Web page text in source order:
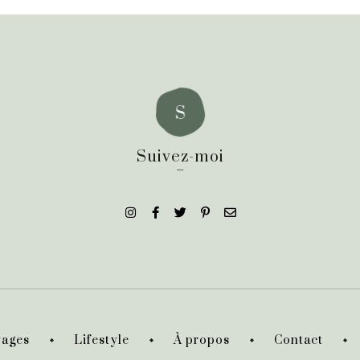
Suivez-moi
_
Lifestyle À propos Contact